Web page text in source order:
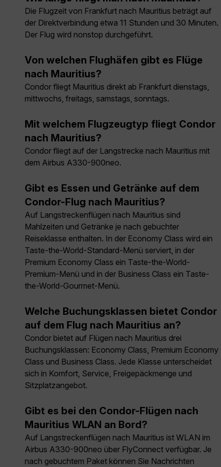
Die Flugzeit von Frankfurt nach Mauritius beträgt auf
der Direktverbindung etwa 11 Stunden und 30 Minuten.
Der Flug wird nonstop durchgeführt.
Von welchen Flughäfen gibt es Flüge
nach Mauritius?
Condor fliegt Mauritius direkt ab Frankfurt dienstags,
mittwochs, freitags, samstags, sonntags.
Mit welchem Flugzeugtyp fliegt Condor
nach Mauritius?
Condor fliegt auf der Langstrecke nach Mauritius mit
dem Airbus A330-900neo.
Gibt es Essen und Getränke auf dem
Condor-Flug nach Mauritius?
Auf Langstreckenflügen nach Mauritius sind
Mahlzeiten und Getränke je nach gebuchter
Reiseklasse enthalten. In der Economy Class wird ein
Taste-the-World-Standard-Menü serviert, in der
Premium Economy Class ein Taste-the-World-
Premium-Menü und in der Business Class ein Taste-
the-World-Gourmet-Menü.
Welche Buchungsklassen bietet Condor
auf dem Flug nach Mauritius an?
Condor bietet auf Flügen nach Mauritius drei
Buchungsklassen: Economy Class, Premium Economy
Class und Business Class. Jede Klasse unterscheidet
sich in Komfort, Service, Freigepäckmenge und
Sitzplatzangebot.
Gibt es bei den Condor-Flügen nach
Mauritius WLAN an Bord?
Auf Langstreckenflügen nach Mauritius ist WLAN im
Airbus A330-900neo über FlyConnect verfügbar. Je
nach gebuchtem Paket können Sie Nachrichten